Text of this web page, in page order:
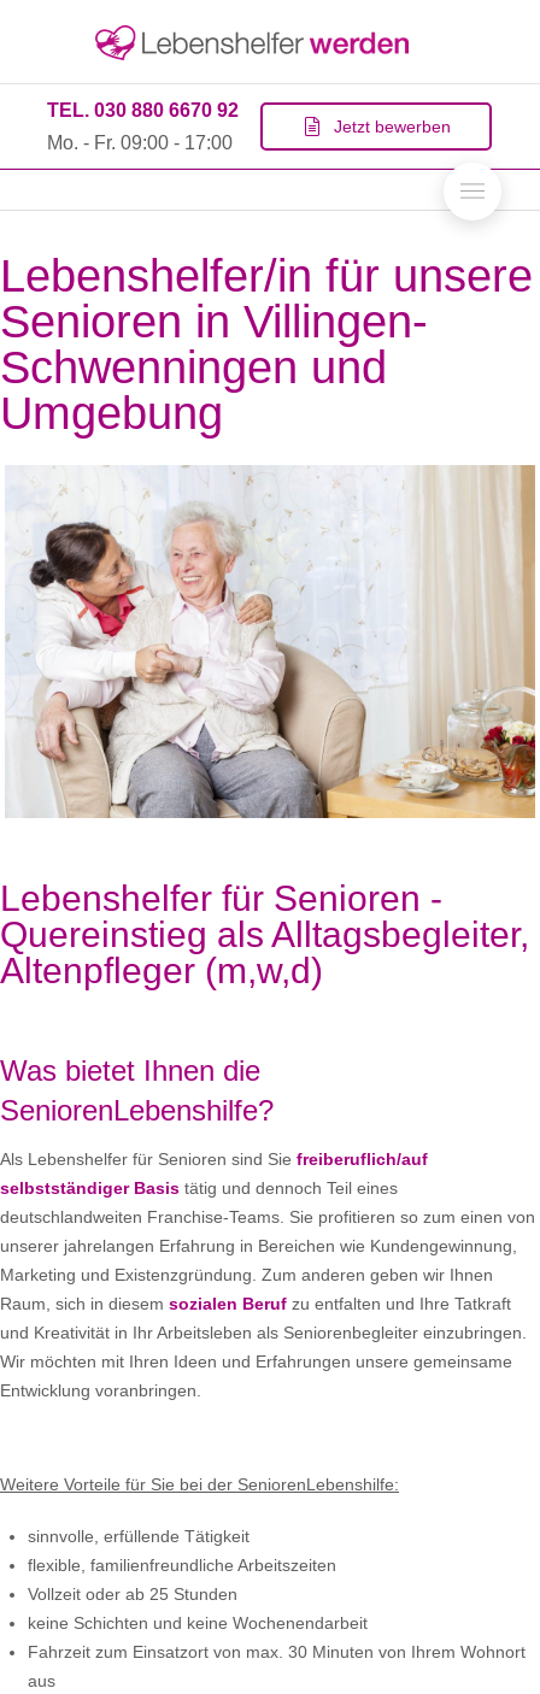
TEL. 030 880 6670 92
Mo. - Fr. 09:00 - 17:00
Jetzt bewerben
Lebenshelfer/in für unsere
Senioren in Villingen-
Schwenningen und
Umgebung
Lebenshelfer für Senioren -
Quereinstieg als Alltagsbegleiter,
Altenpfleger (m,w,d)
Was bietet Ihnen die
SeniorenLebenshilfe?
Als Lebenshelfer für Senioren sind Sie freiberuflich/auf
selbstständiger Basis tätig und dennoch Teil eines
deutschlandweiten Franchise-Teams. Sie profitieren so zum einen von
unserer jahrelangen Erfahrung in Bereichen wie Kundengewinnung,
Marketing und Existenzgründung. Zum anderen geben wir Ihnen
Raum, sich in diesem sozialen Beruf zu entfalten und Ihre Tatkraft
und Kreativität in Ihr Arbeitsleben als Seniorenbegleiter einzubringen.
Wir möchten mit Ihren Ideen und Erfahrungen unsere gemeinsame
Entwicklung voranbringen.
Weitere Vorteile für Sie bei der SeniorenLebenshilfe:
sinnvolle, erfüllende Tätigkeit
flexible, familienfreundliche Arbeitszeiten
Vollzeit oder ab 25 Stunden
keine Schichten und keine Wochenendarbeit
Fahrzeit zum Einsatzort von max. 30 Minuten von Ihrem Wohnort
aus